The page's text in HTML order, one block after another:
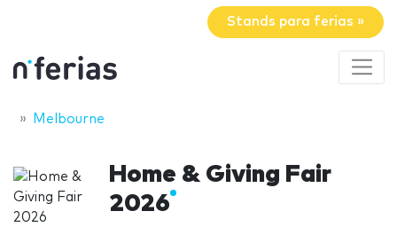
Stands para ferias »
Melbourne
Home & Giving Fair
2026